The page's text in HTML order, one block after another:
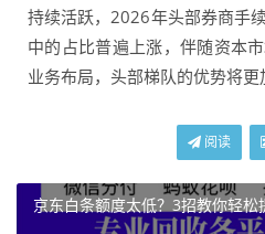
持续活跃，2026年头部券商手
中的占比普遍上涨，伴随资本
业务布局，头部梯队的优势将更
阅读
京东白条额度太低？3招教你轻松